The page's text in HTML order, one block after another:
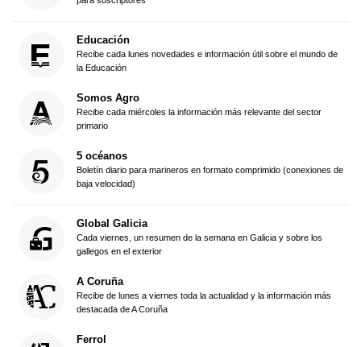
Educación
Recibe cada lunes novedades e información útil sobre el mundo de
la Educación
Somos Agro
Recibe cada miércoles la información más relevante del sector
primario
5 océanos
Boletín diario para marineros en formato comprimido (conexiones de
baja velocidad)
Global Galicia
Cada viernes, un resumen de la semana en Galicia y sobre los
gallegos en el exterior
A Coruña
Recibe de lunes a viernes toda la actualidad y la información más
destacada de A Coruña
Ferrol